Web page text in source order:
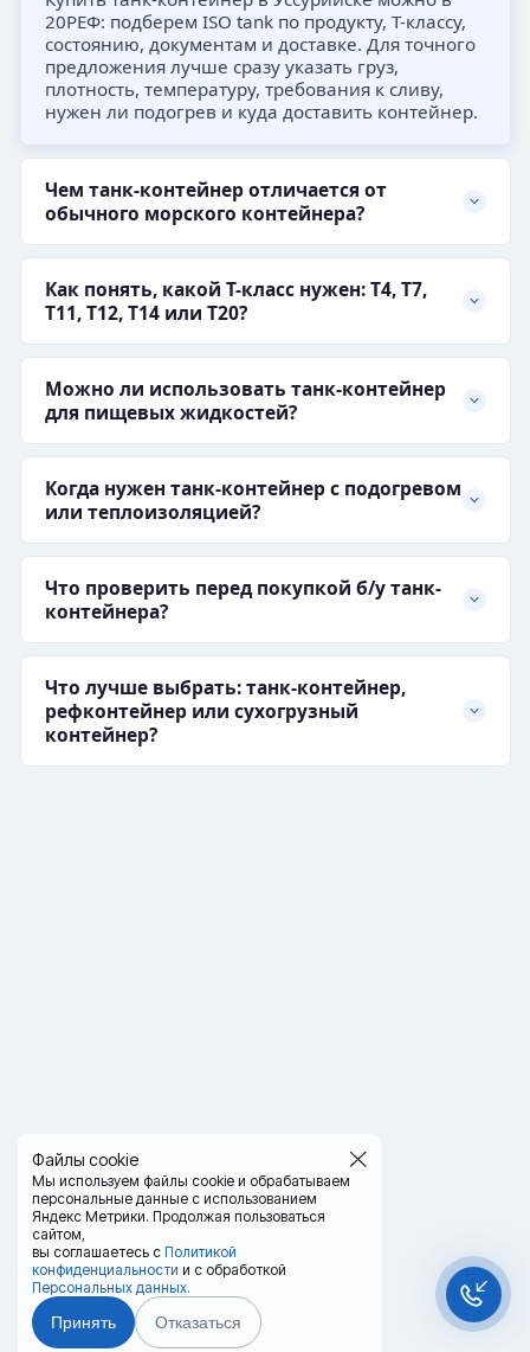
Файлы cookie
Мы используем файлы cookie и обрабатываем
персональные данные с использованием
Яндекс Метрики. Продолжая пользоваться
сайтом,
вы соглашаетесь с Политикой
конфиденциальности и с обработкой
Персональных данных.
Принять Отказаться
20РЕФ: подберем ISO tank по продукту, T-классу,
состоянию, документам и доставке. Для точного
предложения лучше сразу указать груз,
плотность, температуру, требования к сливу,
нужен ли подогрев и куда доставить контейнер.
Чем танк-контейнер отличается от
обычного морского контейнера?
Как понять, какой T-класс нужен: T4, T7,
T11, T12, T14 или T20?
Можно ли использовать танк-контейнер
для пищевых жидкостей?
Когда нужен танк-контейнер с подогревом
или теплоизоляцией?
Что проверить перед покупкой б/у танк-
контейнера?
Что лучше выбрать: танк-контейнер,
рефконтейнер или сухогрузный
контейнер?